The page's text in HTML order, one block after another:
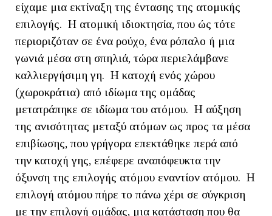
είχαμε μια εκτίναξη της έντασης της ατομικής
επιλογής. Η ατομική ιδιοκτησία, που ώς τότε
περιοριζόταν σε ένα ρούχο, ένα ρόπαλο ή μια
γωνιά μέσα στη σπηλιά, τώρα περιελάμβανε
καλλιεργήσιμη γη. Η κατοχή ενός χώρου
(χωροκράτια) από ιδίωμα της ομάδας
μετατράπηκε σε ιδίωμα του ατόμου. Η αύξηση
της ανισότητας μεταξύ ατόμων ως προς τα μέσα
επιβίωσης, που γρήγορα επεκτάθηκε περά από
την κατοχή γης, επέφερε αναπόφευκτα την
όξυνση της επιλογής ατόμου εναντίον ατόμου. Η
επιλογή ατόμου πήρε το πάνω χέρι σε σύγκριση
με την επιλογή ομάδας, μια κατάσταση που θα